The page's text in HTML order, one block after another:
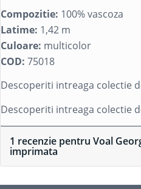
Compozitie: 100% vascoza
Latime: 1,42 m
Culoare: multicolor
COD: 75018
Descoperiti intreaga colectie
Descoperiti intreaga colectie
1 recenzie pentru Voal
imprimata